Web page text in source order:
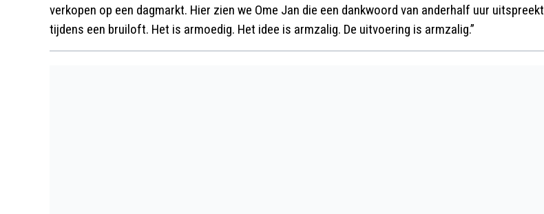
verkopen op een dagmarkt. Hier zien we Ome Jan die een dankwoord van anderhalf uur uitspreekt
tijdens een bruiloft. Het is armoedig. Het idee is armzalig. De uitvoering is armzalig.”